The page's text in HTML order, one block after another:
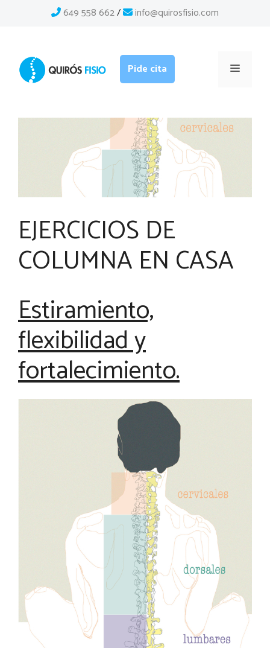
649 558 662/ info@quirosfisio.com
Pide cita Menú
EJERCICIOS DE
COLUMNA EN CASA
Estiramiento,
flexibilidad y
fortalecimiento.